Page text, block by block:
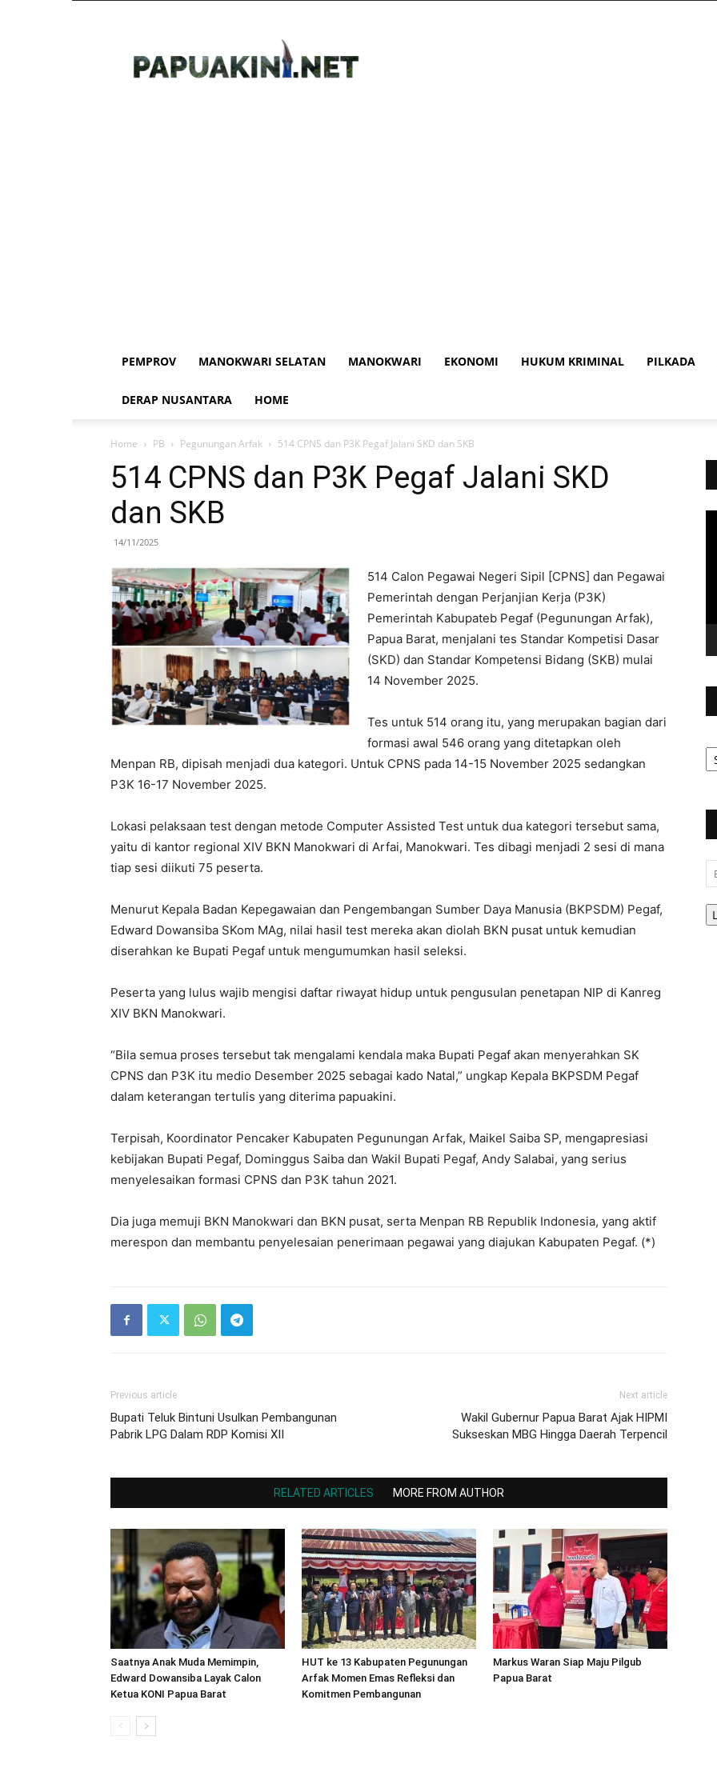
PEMPROV MANOKWARI SELATAN MANOKWARI EKONOMI HUKUM KRIMINAL PILKADA
DERAP NUSANTARA HOME
Home PB Pegunungan Arfak 514 CPNS dan P3K Pegaf Jalani SKD dan SKB
514 CPNS dan P3K Pegaf Jalani SKD
dan SKB
14/11/2025
514 Calon Pegawai Negeri Sipil [CPNS] dan Pegawai
Pemerintah dengan Perjanjian Kerja (P3K)
Pemerintah Kabupateb Pegaf (Pegunungan Arfak),
Papua Barat, menjalani tes Standar Kompetisi Dasar
(SKD) dan Standar Kompetensi Bidang (SKB) mulai
14 November 2025.
Tes untuk 514 orang itu, yang merupakan bagian dari
formasi awal 546 orang yang ditetapkan oleh
Menpan RB, dipisah menjadi dua kategori. Untuk CPNS pada 14-15 November 2025 sedangkan
P3K 16-17 November 2025.
Lokasi pelaksaan test dengan metode Computer Assisted Test untuk dua kategori tersebut sama,
yaitu di kantor regional XIV BKN Manokwari di Arfai, Manokwari. Tes dibagi menjadi 2 sesi di mana
tiap sesi diikuti 75 peserta.
Menurut Kepala Badan Kepegawaian dan Pengembangan Sumber Daya Manusia (BKPSDM) Pegaf,
Edward Dowansiba SKom MAg, nilai hasil test mereka akan diolah BKN pusat untuk kemudian
diserahkan ke Bupati Pegaf untuk mengumumkan hasil seleksi.
Peserta yang lulus wajib mengisi daftar riwayat hidup untuk pengusulan penetapan NIP di Kanreg
XIV BKN Manokwari.
“Bila semua proses tersebut tak mengalami kendala maka Bupati Pegaf akan menyerahkan SK
CPNS dan P3K itu medio Desember 2025 sebagai kado Natal,” ungkap Kepala BKPSDM Pegaf
dalam keterangan tertulis yang diterima papuakini.
Terpisah, Koordinator Pencaker Kabupaten Pegunungan Arfak, Maikel Saiba SP, mengapresiasi
kebijakan Bupati Pegaf, Dominggus Saiba dan Wakil Bupati Pegaf, Andy Salabai, yang serius
menyelesaikan formasi CPNS dan P3K tahun 2021.
Dia juga memuji BKN Manokwari dan BKN pusat, serta Menpan RB Republik Indonesia, yang aktif
merespon dan membantu penyelesaian penerimaan pegawai yang diajukan Kabupaten Pegaf. (*)
Previous article
Bupati Teluk Bintuni Usulkan Pembangunan
Pabrik LPG Dalam RDP Komisi XII
Next article
Wakil Gubernur Papua Barat Ajak HIPMI
Sukseskan MBG Hingga Daerah Terpencil
RELATED ARTICLES MORE FROM AUTHOR
Saatnya Anak Muda Memimpin,
Edward Dowansiba Layak Calon
Ketua KONI Papua Barat
HUT ke 13 Kabupaten Pegunungan
Arfak Momen Emas Refleksi dan
Komitmen Pembangunan
Markus Waran Siap Maju Pilgub
Papua Barat